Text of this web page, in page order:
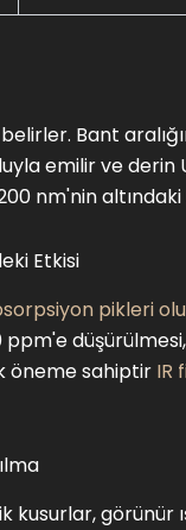
Bant
emilir ve derin
nm'nin
Etkisi
pikleri
öneme sahiptir IR
görünür